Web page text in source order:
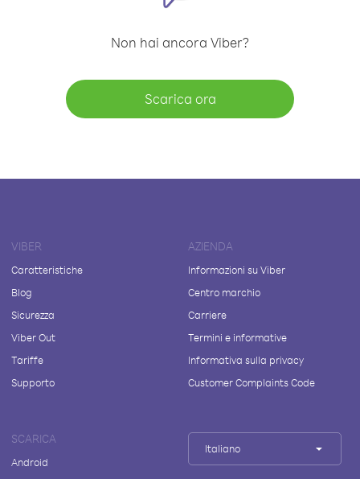
Non hai ancora Viber?
Scarica ora
VIBER
Caratteristiche
Blog
Sicurezza
Viber Out
Tariffe
Supporto
AZIENDA
Informazioni su Viber
Centro marchio
Carriere
Termini e informative
Informativa sulla privacy
Customer Complaints Code
SCARICA
Android
Italiano